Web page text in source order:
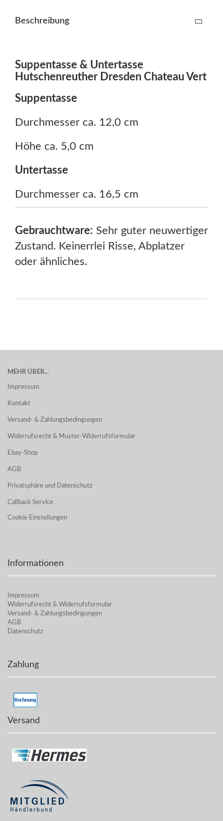
Beschreibung
Suppentasse & Untertasse
Hutschenreuther Dresden Chateau Vert
Suppentasse
Durchmesser ca. 12,0 cm
Höhe ca. 5,0 cm
Untertasse
Durchmesser ca. 16,5 cm
Gebrauchtware: Sehr guter neuwertiger
Zustand. Keinerrlei Risse, Abplatzer
oder ähnliches.
MEHR ÜBER...
Impressum
Kontakt
Versand- & Zahlungsbedingungen
Widerrufsrecht & Muster-Widerrufsformular
Ebay-Shop
AGB
Privatsphäre und Datenschutz
Callback Service
Cookie Einstellungen
Informationen
Impressum
Widerrufsrecht & Widerrufsformular
Versand- & Zahlungsbedingungen
AGB
Datenschutz
Zahlung
Versand